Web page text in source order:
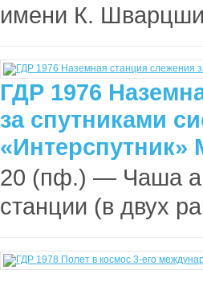
имени К.
ГДР 1976
за спутниками
«Интерспутник»
20 (пф.) — Чаша
станции (в двух